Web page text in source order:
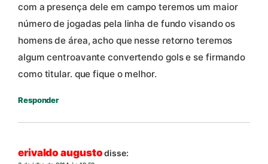
com a presença dele em campo teremos um maior
número de jogadas pela linha de fundo visando os
homens de área, acho que nesse retorno teremos
algum centroavante convertendo gols e se firmando
como titular. que fique o melhor.
Responder
erivaldo augustodisse: